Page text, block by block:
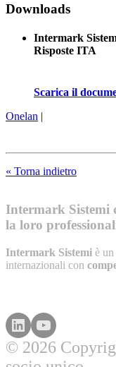
Downloads
Intermark
Risposte ITA
Scarica il
Onelan |
« Torna indietro
Intermark Sistemi
la loro
Intermark Sistemi è un
internazionali con
© 2026